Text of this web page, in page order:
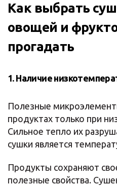
Как выбрать
овощей и
прогадать
1. Наличие
Полезные
продуктах только при
Сильное тепло их
сушки является
Продукты сохраняют
полезные свойства.